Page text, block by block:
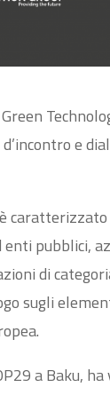
e
pubblici,
di
sugli
a Baku,